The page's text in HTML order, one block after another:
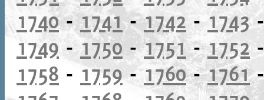
1740-1741-1742-1743
1749 -1750 -1751-1752
1758 - 1759 -1760-1761